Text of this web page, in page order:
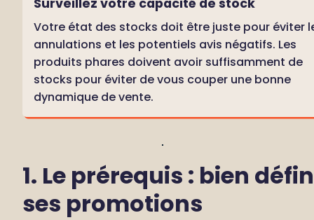
Surveillez votre capacité de stock
Votre état des stocks doit être juste pour éviter
annulations et les potentiels avis négatifs. Les
produits phares doivent avoir suffisamment de
stocks pour éviter de vous couper une bonne
dynamique de vente.
1. Le prérequis : bien
ses promotions